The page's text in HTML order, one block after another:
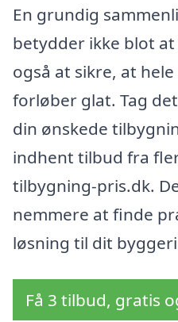
En grundig
betydder ikke blot
også at sikre, at
forløber glat. Tag
din ønskede
indhent tilbud fra
tilbygning-pris.dk.
nemmere at finde
løsning til dit
Få 3 tilbud, gratis